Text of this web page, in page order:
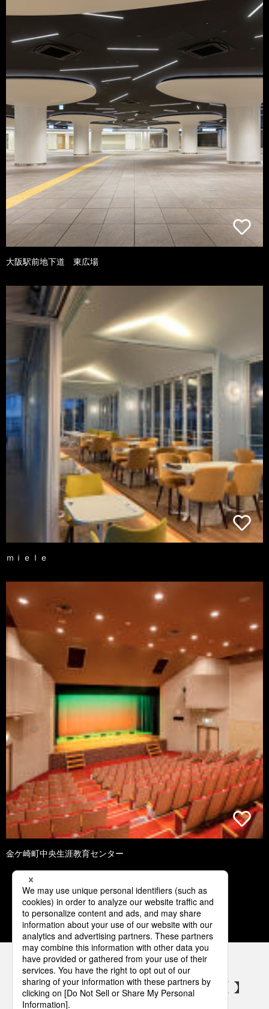
大阪駅前地下道 東広場
ｍｉｅｌｅ
金ケ崎町中央生涯教育センター
1 2 3 4 5
パナソニックの電気設備 SNSアカウント